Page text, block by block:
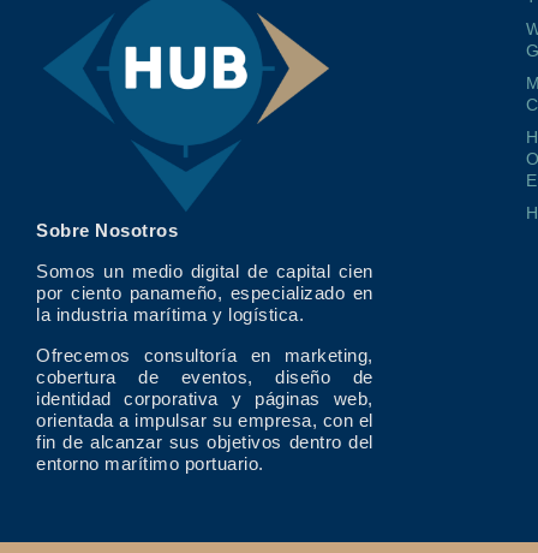
Sobre Nosotros
Somos un medio digital de capital cien
por ciento panameño, especializado en
la industria marítima y logística.
Ofrecemos consultoría en marketing,
cobertura de eventos, diseño de
identidad corporativa y páginas web,
orientada a impulsar su empresa, con el
fin de alcanzar sus objetivos dentro del
entorno marítimo portuario.